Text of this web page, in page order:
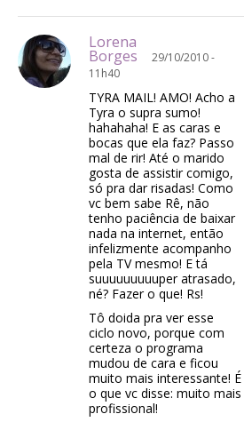
Lorena
Borges
29/10/2010 -
11h40
TYRA MAIL! AMO! Acho a
Tyra o supra sumo!
hahahaha! E as caras e
bocas que ela faz? Passo
mal de rir! Até o marido
gosta de assistir comigo,
só pra dar risadas! Como
vc bem sabe Rê, não
tenho paciência de baixar
nada na internet, então
infelizmente acompanho
pela TV mesmo! E tá
suuuuuuuuuper atrasado,
né? Fazer o que! Rs!
Tô doida pra ver esse
ciclo novo, porque com
certeza o programa
mudou de cara e ficou
muito mais interessante! É
o que vc disse: muito mais
profissional!